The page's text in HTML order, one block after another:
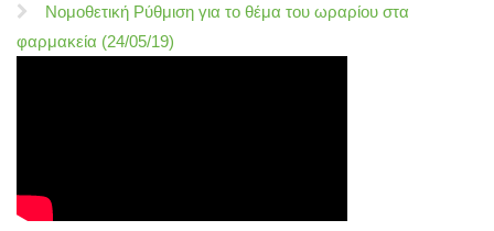
Νομοθετική Ρύθμιση για το θέμα του ωραρίου στα
φαρμακεία (24/05/19)